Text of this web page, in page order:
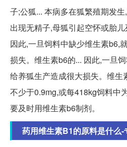
子;公狐... 本病多在狐繁殖期发
出现无精子,母狐引起空怀或胎儿
因此,一旦饲料中缺少维生素b6,
损失。维生素b6的... 因此,一旦
给养狐生产造成很大损失。维生
不少于0.9mg,或每418kg饲料中
要及时用维生素b6制剂。
药用维生素B1的原料是什么-